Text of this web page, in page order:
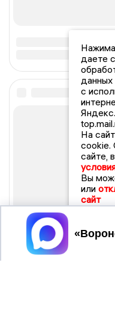
даете
данных
с
На
cookie.
сайте,
Вы
или
сайт